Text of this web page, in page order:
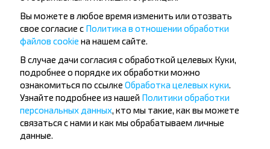
Стоит ли искать билет Краглевичи,
Ивацевичский р-н БРЕСТСКАЯ ОБЛ.-
Телеханы заранее?
Вы можете в любое время изменить или отозвать
свое согласие с Политика в отношении обработки
файлов cookie на нашем сайте.
В случае дачи согласия с обработкой целевых Куки,
подробнее о порядке их обработки можно
ознакомиться по ссылке Обработка целевых куки
Узнайте подробнее из нашей Политики обработки
персональных данных , кто мы такие, как вы можете
связаться с нами и как мы обрабатываем личные
данные.